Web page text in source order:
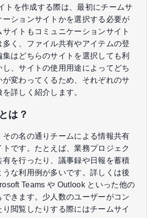
トを作成する際は、最初にチームサ
ーションサイトかを選択する必要が
イトもコミュニケーションサイト
多く、ファイル共有やアイテムの登
はどちらのサイトを選択しても利
し、サイトの使用用途によってどち
が変わってくるため、それぞれのサ
詳しく紹介します。
は？
の名の通りチームによる情報共有
トです。たとえば、業務プロジェク
有を行ったり、議事録や日報を蓄積
うな利用例が多いです。詳しくは後
Teams や Outlook といった他の
できます。少人数のユーザーがコン
閲覧したりする際にはチームサイ